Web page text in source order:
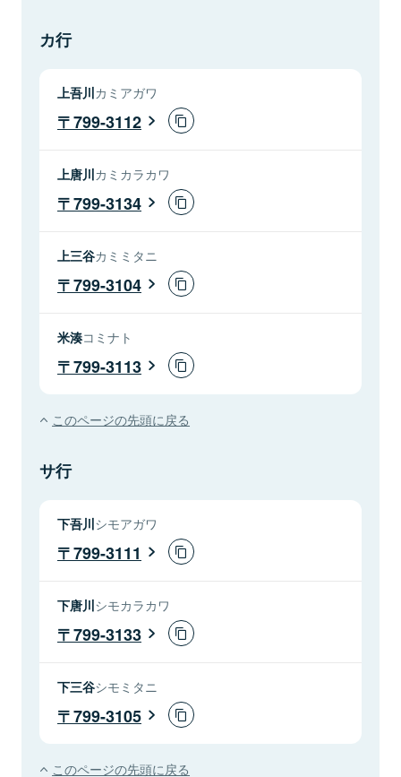
カ行
上吾川カミアガワ
799-3112
上唐川カミカラカワ
799-3134
上三谷カミミタニ
799-3104
米湊コミナト
799-3113
このページの先頭に戻る
サ行
下吾川シモアガワ
799-3111
下唐川シモカラカワ
799-3133
下三谷シモミタニ
799-3105
このページの先頭に戻る